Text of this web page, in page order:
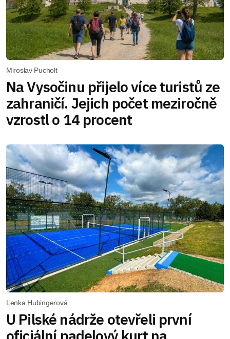
Miroslav Pucholt
Na Vysočinu přijelo více turistů ze
zahraničí. Jejich počet meziročně
vzrostl o 14 procent
Lenka Hubingerová
U Pilské nádrže otevřeli první